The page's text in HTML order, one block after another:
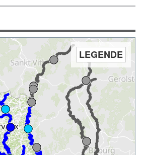
LEGENDE